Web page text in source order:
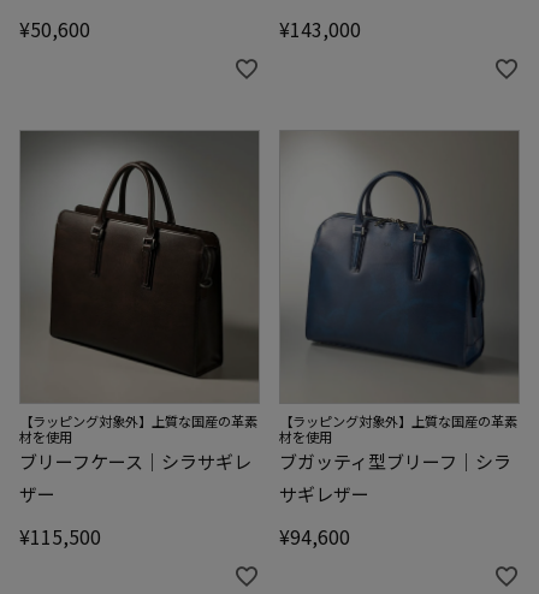
¥50,600 ¥143,000
【ラッピング対象外】上質な国産の革素
材を使用
ブリーフケース｜シラサギレ
ザー
¥115,500
【ラッピング対象外】上質な国産の革素
材を使用
ブガッティ型ブリーフ｜シラ
サギレザー
¥94,600